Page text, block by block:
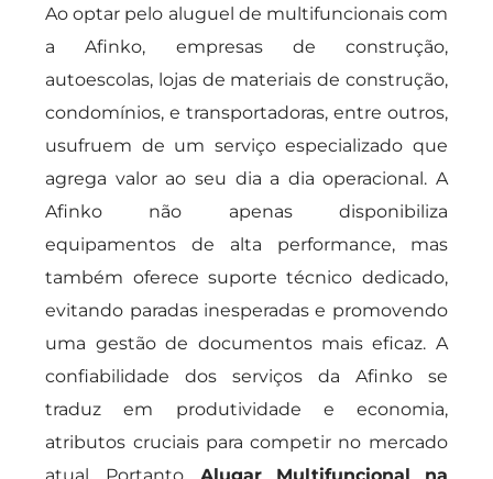
Ao optar pelo aluguel de multifuncionais com
a Afinko, empresas de construção,
autoescolas, lojas de materiais de construção,
condomínios, e transportadoras, entre outros,
usufruem de um serviço especializado que
agrega valor ao seu dia a dia operacional. A
Afinko não apenas disponibiliza
equipamentos de alta performance, mas
também oferece suporte técnico dedicado,
evitando paradas inesperadas e promovendo
uma gestão de documentos mais eficaz. A
confiabilidade dos serviços da Afinko se
traduz em produtividade e economia,
atributos cruciais para competir no mercado